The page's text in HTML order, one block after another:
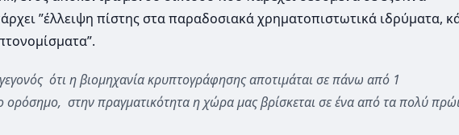
”έλλειψη πίστης στα παραδοσιακά χρηματοπιστωτικά ιδρύματα,
ότι η βιομηχανία κρυπτογράφησης αποτιμάται σε πάνω από 1
ορόσημο, στην πραγματικότητα η χώρα μας βρίσκεται σε ένα από τα πολύ